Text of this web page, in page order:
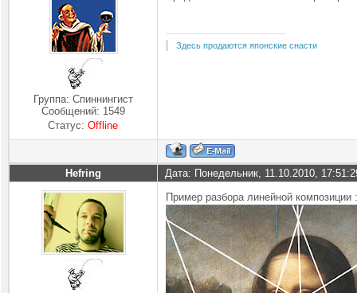
Группа: Спиннингист
Сообщений: 1549
Статус:Offline
Здесь продаются японские снасти
Hefring Дата: Понедельник, 11.10.2010,
Пример разбора линейной композиции :